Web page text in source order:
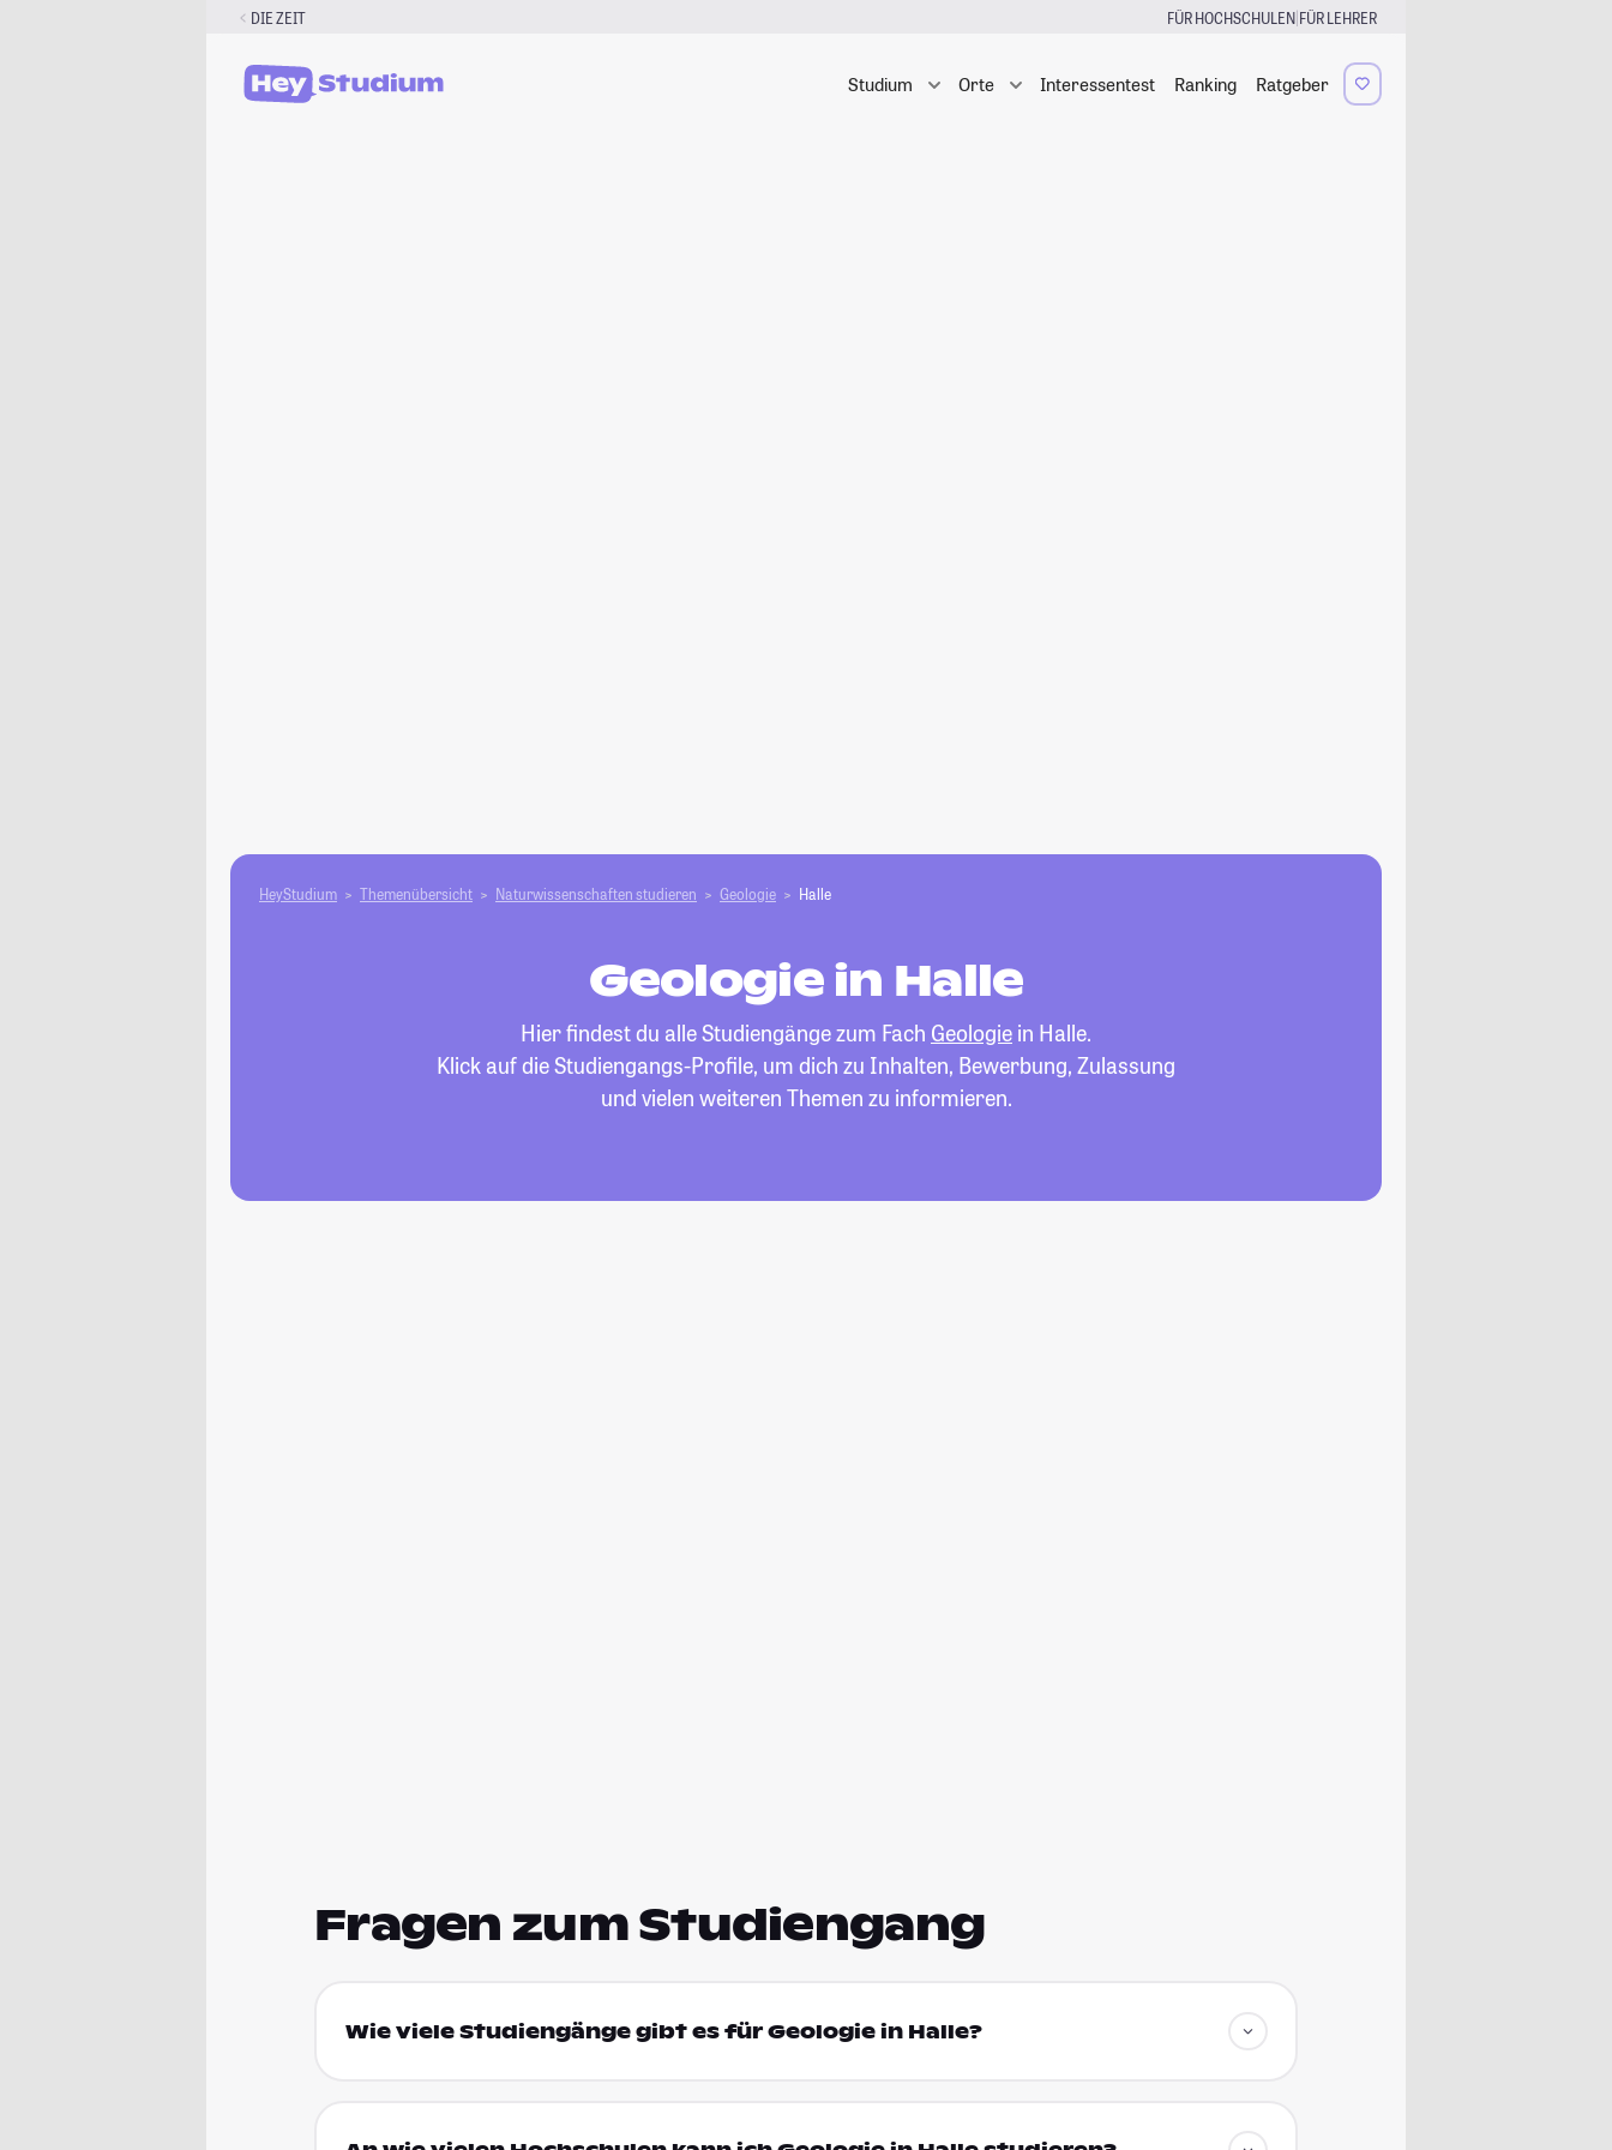
DIE ZEIT FÜR HOCHSCHULEN|FÜR LEHRER
Studium Orte Interessentest Ranking Ratgeber
HeyStudium Themenübersicht Natur­wissenschaften studieren Geologie Halle
Geologie in Halle
Hier findest du alle Studiengänge zum Fach Geologie in Halle.
Klick auf die Studiengangs-Profile, um dich zu Inhalten, Bewerbung, Zulassung
und vielen weiteren Themen zu informieren.
Fragen zum Studiengang
Wie viele Studiengänge gibt es für Geologie in Halle?